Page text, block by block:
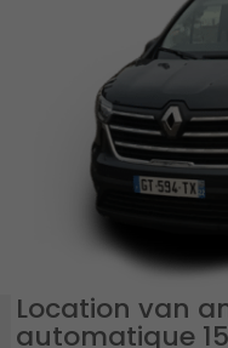
Location van
automatique